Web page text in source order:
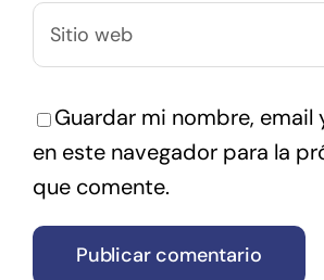
Guardar mi nombre, email
en este navegador para la
que comente.